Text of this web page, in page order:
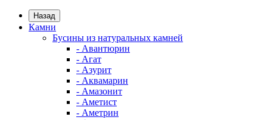
Назад
Камни
Бусины из натуральных камней
- Авантюрин
- Агат
- Азурит
- Аквамарин
- Амазонит
- Аметист
- Аметрин